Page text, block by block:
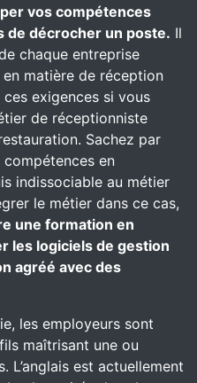
vos compétences
de décrocher un poste. Il
chaque entreprise
matière de réception
exigences si vous
de réceptionniste
Sachez par
compétences en
indissociable au métier
le métier dans ce cas,
une formation en
les logiciels de gestion
agréé avec des
les employeurs sont
maîtrisant une ou
L’anglais est actuellement